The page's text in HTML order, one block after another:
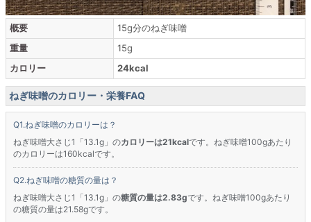
概要
15g分のねぎ味噌
重量
15g
カロリー
24kcal
ねぎ味噌のカロリー・栄養FAQ
ねぎ味噌のカロリーは？
ねぎ味噌大さじ1「13.1g」のカロリーは21kcalです。ねぎ味噌100gあたり
のカロリーは160kcalです。
ねぎ味噌の糖質の量は？
ねぎ味噌大さじ1「13.1g」の糖質の量は2.83gです。ねぎ味噌100gあたり
の糖質の量は21.58gです。